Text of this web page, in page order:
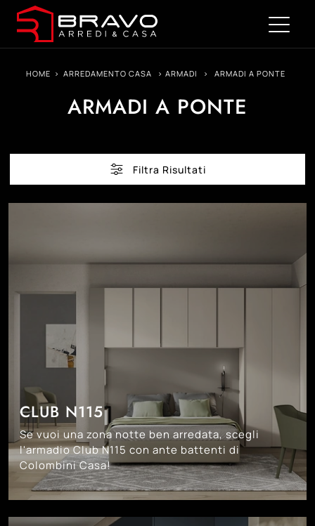
HOME > ARREDAMENTO CASA > ARMADI > ARMADI A PONTE
ARMADI A PONTE
Filtra Risultati
CLUB N115
Se vuoi una zona notte ben arredata, scegli
l'armadio Club N115 con ante battenti di
Colombini Casa!